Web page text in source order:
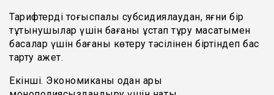
Тарифтерді тоғыспалы субсидиялаудан, яғни бір
тұтынушылар үшін бағаны ұстап тұру мақсатымен
басқалар үшін бағаны көтеру тәсілінен біртіндеп бас
тарту қажет.
Екінші. Экономиканы одан ары